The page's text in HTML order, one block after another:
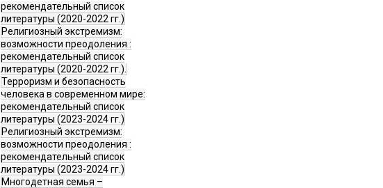
рекомендательный список
литературы (2020-2022 гг.)
Религиозный экстремизм:
возможности преодоления :
рекомендательный список
литературы (2020-2022 гг.).
Терроризм и безопасность
человека в современном мире:
рекомендательный список
литературы (2023-2024 гг.)
Религиозный экстремизм:
возможности преодоления :
рекомендательный список
литературы (2023-2024 гг.)
Многодетная семья –